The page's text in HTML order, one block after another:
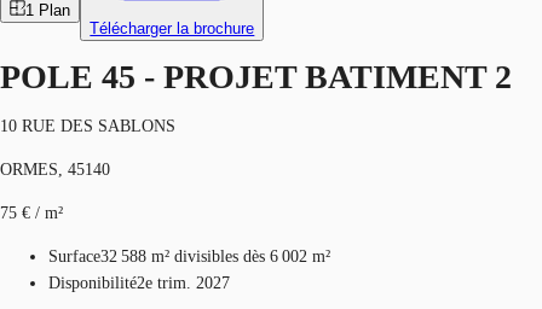
1 Plan
Télécharger la brochure
POLE 45 - PROJET BATIMENT 2
10 RUE DES SABLONS
ORMES, 45140
75 € / m²
Surface32 588 m² divisibles dès 6 002 m²
Disponibilité2e trim. 2027